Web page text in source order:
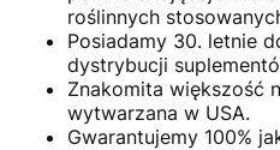
roślinnych
Posiadamy 30. letnie
dystrybucji
Znakomita większość
wytwarzana w USA.
Gwarantujemy 100%